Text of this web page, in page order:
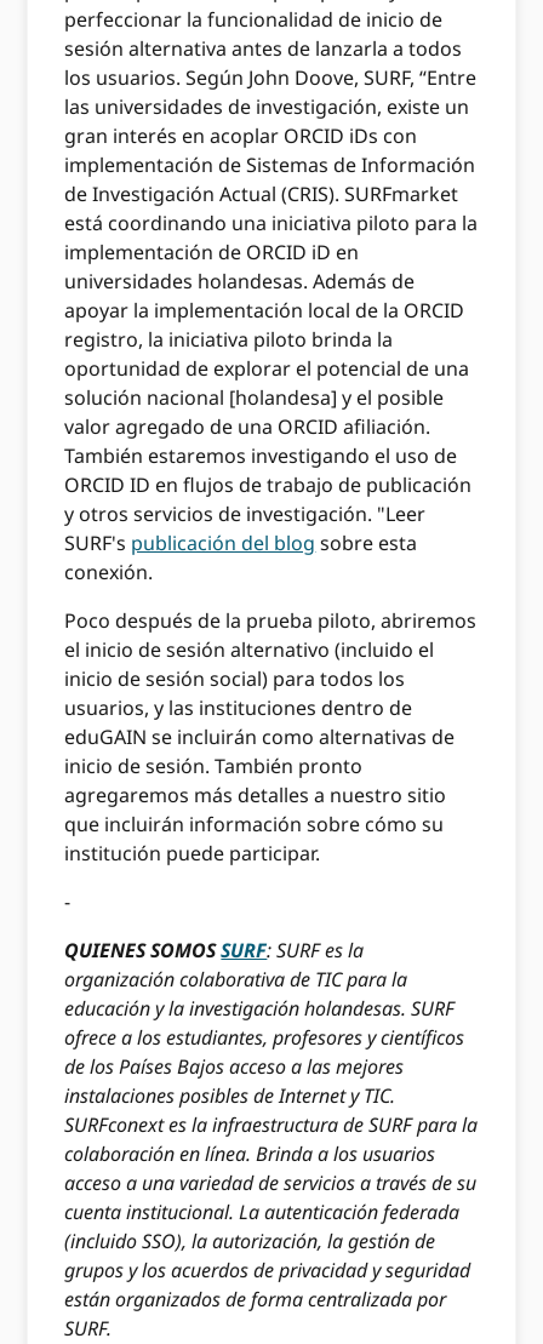
perfeccionar la funcionalidad de inicio de
sesión alternativa antes de lanzarla a todos
los usuarios. Según John Doove, SURF, “Entre
las universidades de investigación, existe un
gran interés en acoplar ORCID iDs con
implementación de Sistemas de Información
de Investigación Actual (CRIS). SURFmarket
está coordinando una iniciativa piloto para la
implementación de ORCID iD en
universidades holandesas. Además de
apoyar la implementación local de la ORCID
registro, la iniciativa piloto brinda la
oportunidad de explorar el potencial de una
solución nacional [holandesa] y el posible
valor agregado de una ORCID afiliación.
También estaremos investigando el uso de
ORCID ID en flujos de trabajo de publicación
y otros servicios de investigación. "Leer
SURF's publicación del blog sobre esta
conexión.
Poco después de la prueba piloto, abriremos
el inicio de sesión alternativo (incluido el
inicio de sesión social) para todos los
usuarios, y las instituciones dentro de
eduGAIN se incluirán como alternativas de
inicio de sesión. También pronto
agregaremos más detalles a nuestro sitio
que incluirán información sobre cómo su
institución puede participar.
-
QUIENES SOMOSSURF: SURF es la
organización colaborativa de TIC para la
educación y la investigación holandesas. SURF
ofrece a los estudiantes, profesores y científicos
de los Países Bajos acceso a las mejores
instalaciones posibles de Internet y TIC.
SURFconext es la infraestructura de SURF para la
colaboración en línea. Brinda a los usuarios
acceso a una variedad de servicios a través de su
cuenta institucional. La autenticación federada
(incluido SSO), la autorización, la gestión de
grupos y los acuerdos de privacidad y seguridad
están organizados de forma centralizada por
SURF.